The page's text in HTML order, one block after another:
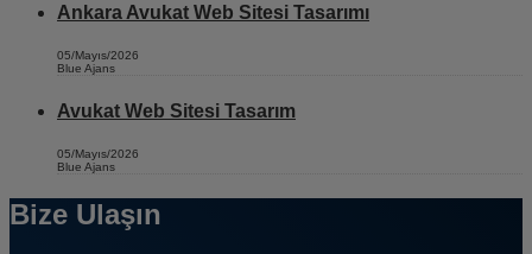
Ankara Avukat Web Sitesi Tasarımı
05/Mayıs/2026
Blue Ajans
Avukat Web Sitesi Tasarım
05/Mayıs/2026
Blue Ajans
Bize Ulaşın